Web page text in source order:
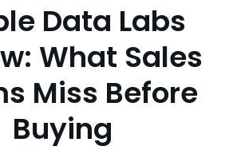
Data Labs
What Sales
Miss Before
Buying